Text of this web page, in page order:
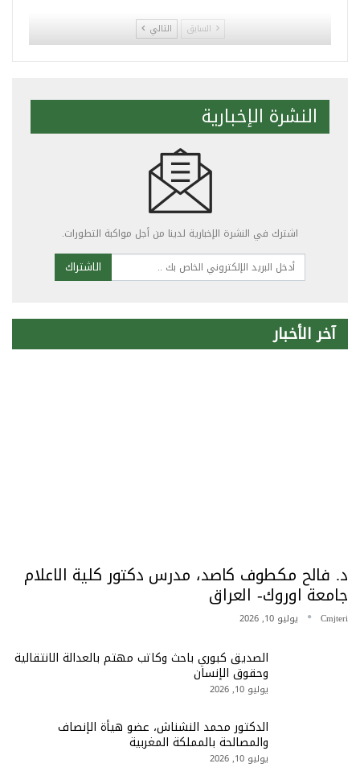
السابق التالي
النشرة الإخبارية
اشترك في النشرة الإخبارية لدينا من أجل مواكبة التطورات.
الاشتراك
آخر الأخبار
د. فالح مكطوف كاصد، مدرس دكتور كلية الاعلام
جامعة اوروك- العراق
Cmjteri يوليو 10, 2026
الصديق كبوري باحث وكاتب مهتم بالعدالة الانتقالية
وحقوق الإنسان
يوليو 10, 2026
الدكتور محمد النشناش، عضو هيأة الإنصاف
والمصالحة بالمملكة المغربية
يوليو 10, 2026